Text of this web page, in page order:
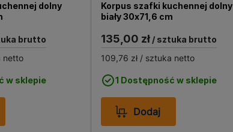
dolny
brutto
netto
w sklepie
Korpus szafki kuchennej dolny
biały 30x71,6 cm
135,00 zł / sztuka brutto
109,76 zł / sztuka netto
1 Dostępność w sklepie
Dodaj